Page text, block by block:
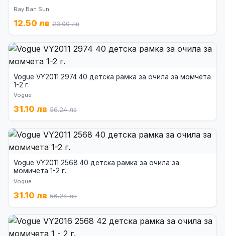
Ray Ban Sun
12.50 лв 23.00 лв
Vogue VY2011 2974 40 детска рамка за очила за момчета
1-2 г.
Vogue
31.10 лв 56.24 лв
Vogue VY2011 2568 40 детска рамка за очила за
момичета 1-2 г.
Vogue
31.10 лв 56.24 лв